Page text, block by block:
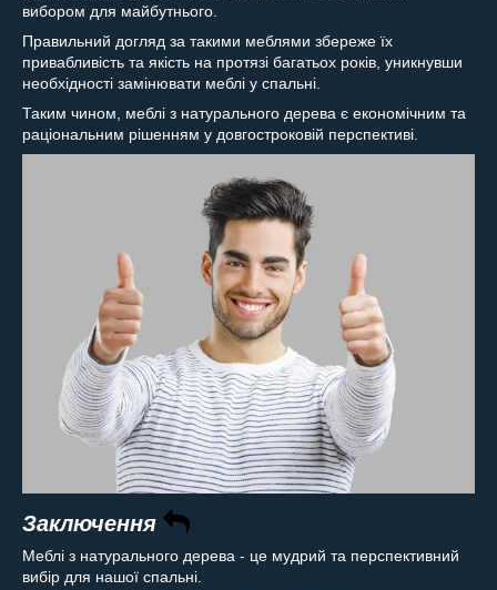
вибором для майбутнього.
Правильний догляд за такими меблями збереже їх
привабливість та якість на протязі багатьох років, уникнувши
необхідності замінювати меблі у спальні.
Таким чином, меблі з натурального дерева є економічним та
раціональним рішенням у довгостроковій перспективі.
Заключення
Меблі з натурального дерева - це мудрий та перспективний
вибір для нашої спальні.